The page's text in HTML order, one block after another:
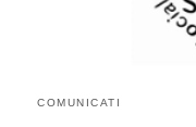
COMUNICATI